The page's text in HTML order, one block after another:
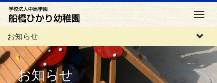
M
e
n
u
お知らせ
お知らせ